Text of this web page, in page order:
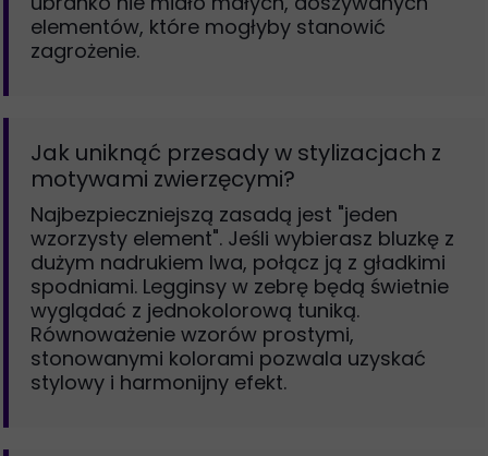
elementów, które mogłyby stanowić
zagrożenie.
Jak uniknąć przesady w stylizacjach z
motywami zwierzęcymi?
Najbezpieczniejszą zasadą jest "jeden
wzorzysty element". Jeśli wybierasz bluzkę z
dużym nadrukiem lwa, połącz ją z gładkimi
spodniami. Legginsy w zebrę będą świetnie
wyglądać z jednokolorową tuniką.
Równoważenie wzorów prostymi,
stonowanymi kolorami pozwala uzyskać
stylowy i harmonijny efekt.